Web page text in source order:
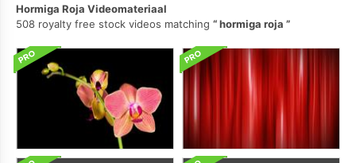
Hormiga Roja Videomateriaal
508 royalty free stock videos matching
hormiga roja